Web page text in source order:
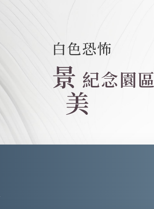
白色恐怖
景
美
紀念園區